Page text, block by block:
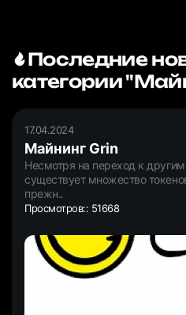
Последние
категории
17.04.2024
Майнинг Grin
Несмотря на переход к
существует множество
прежн..
Просмотров:: 51668